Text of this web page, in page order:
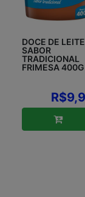
DOCE DE LEITE
SABOR
TRADICIONAL
FRIMESA 400G